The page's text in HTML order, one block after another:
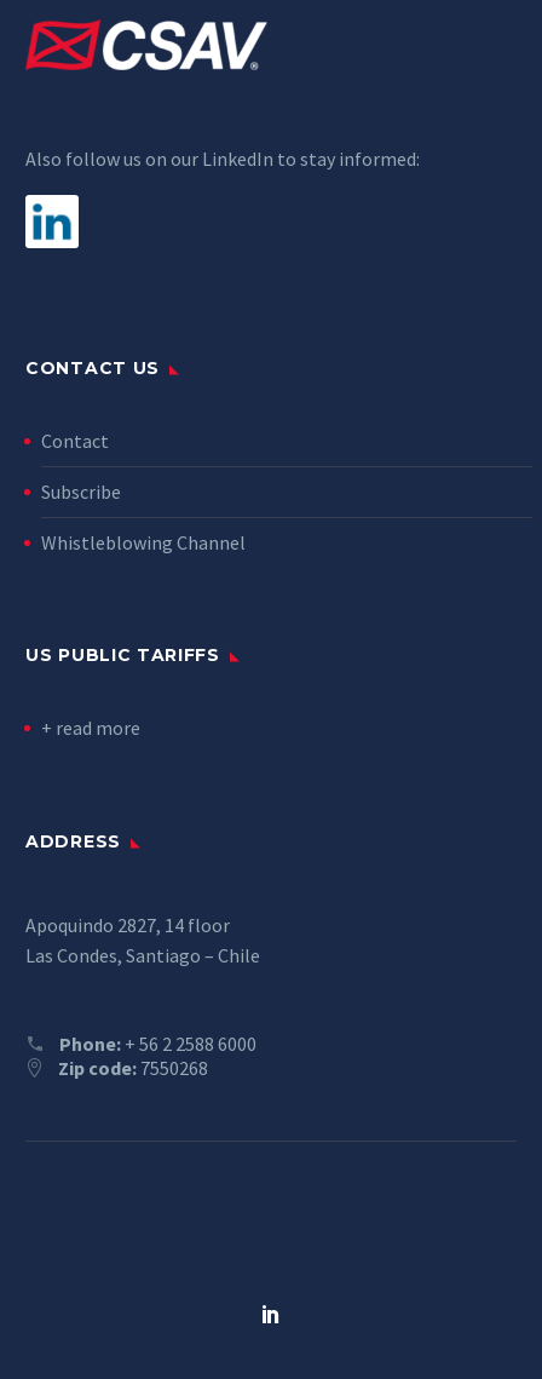
Also follow us on our LinkedIn to stay informed:
CONTACT US
Contact
Subscribe
Whistleblowing Channel
US PUBLIC TARIFFS
+ read more
ADDRESS
Apoquindo 2827, 14 floor
Las Condes, Santiago – Chile
Phone: + 56 2 2588 6000
Zip code: 7550268